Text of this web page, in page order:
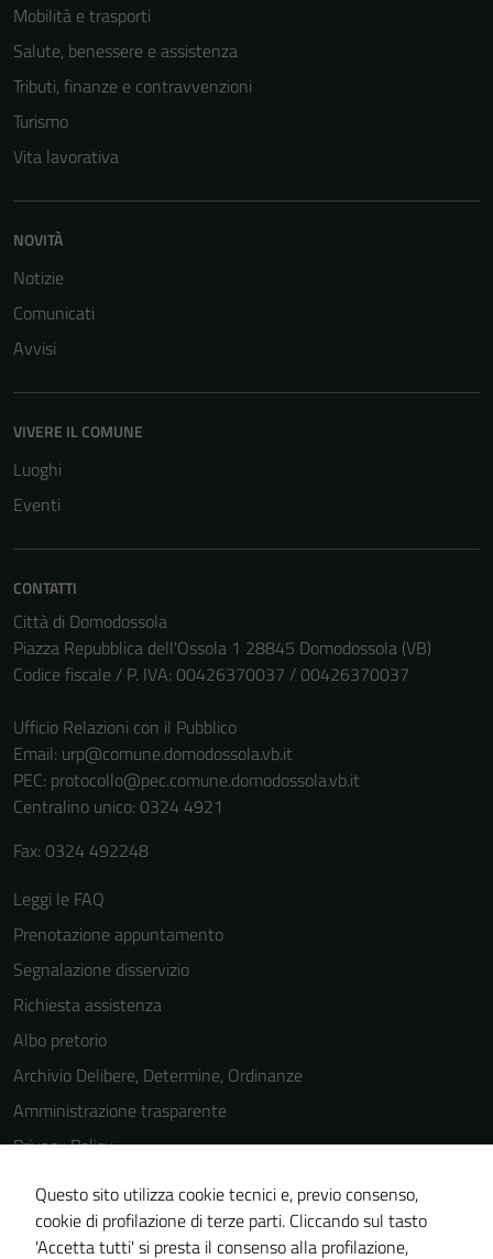
Mobilità e trasporti
Salute, benessere e assistenza
Tributi, finanze e contravvenzioni
Turismo
Vita lavorativa
NOVITÀ
Notizie
Comunicati
Avvisi
VIVERE IL COMUNE
Luoghi
Eventi
CONTATTI
Città di Domodossola
Piazza Repubblica dell'Ossola 1 28845 Domodossola (VB)
Codice fiscale / P. IVA: 00426370037 / 00426370037
Ufficio Relazioni con il Pubblico
Email: urp@comune.domodossola.vb.it
PEC: protocollo@pec.comune.domodossola.vb.it
Centralino unico: 0324 4921
Fax: 0324 492248
Leggi le FAQ
Prenotazione appuntamento
Segnalazione disservizio
Richiesta assistenza
Albo pretorio
Archivio Delibere, Determine, Ordinanze
Amministrazione trasparente
Privacy Policy
Note legali
Dichiarazione di accessibilità
Questo sito utilizza cookie tecnici e, previo consenso,
cookie di profilazione di terze parti. Cliccando sul tasto
'Accetta tutti' si presta il consenso alla profilazione,
non raccolgono